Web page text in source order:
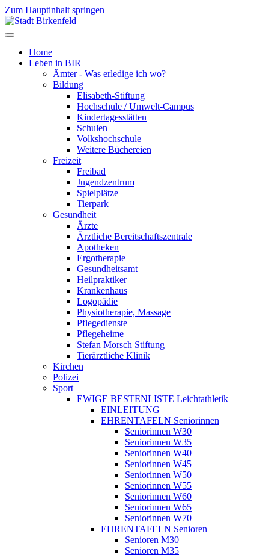
Zum Hauptinhalt springen
Home
Leben in BIR
Ämter - Was erledige ich wo?
Bildung
Elisabeth-Stiftung
Hochschule / Umwelt-Campus
Kindertagesstätten
Schulen
Volkshochschule
Weitere Büchereien
Freizeit
Freibad
Jugendzentrum
Spielplätze
Tierpark
Gesundheit
Ärzte
Ärztliche Bereitschaftszentrale
Apotheken
Ergotherapie
Gesundheitsamt
Heilpraktiker
Krankenhaus
Logopädie
Physiotherapie, Massage
Pflegedienste
Pflegeheime
Stefan Morsch Stiftung
Tierärztliche Klinik
Kirchen
Polizei
Sport
EWIGE BESTENLISTE Leichtathletik
EINLEITUNG
EHRENTAFELN Seniorinnen
Seniorinnen W30
Seniorinnen W35
Seniorinnen W40
Seniorinnen W45
Seniorinnen W50
Seniorinnen W55
Seniorinnen W60
Seniorinnen W65
Seniorinnen W70
EHRENTAFELN Senioren
Senioren M30
Senioren M35